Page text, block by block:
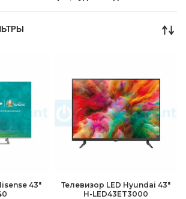
43″
Телевизор LED Hyundai 43″
H-LED43ET3000